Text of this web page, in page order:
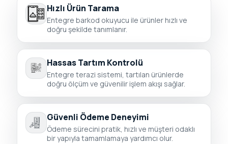
Hızlı Ürün Tarama
Entegre barkod okuyucu ile ürünler hızlı ve
doğru şekilde tanımlanır.
Hassas Tartım Kontrolü
Entegre terazi sistemi, tartılan ürünlerde
doğru ölçüm ve güvenilir işlem akışı sağlar.
Güvenli Ödeme Deneyimi
Ödeme sürecini pratik, hızlı ve müşteri odaklı
bir yapıyla tamamlamaya yardımcı olur.